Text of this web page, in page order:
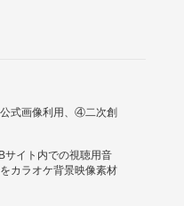
式画像利用、④二次創
サイト内での視聴用音
カラオケ背景映像素材